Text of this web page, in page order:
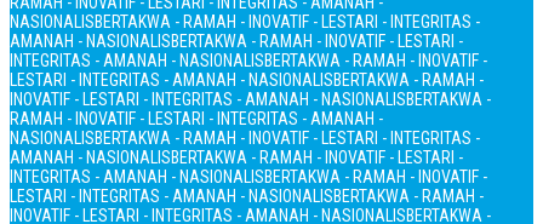
NASIONALISBERTAKWA - RAMAH - INOVATIF - LESTARI - INTEGRITAS -
AMANAH - NASIONALISBERTAKWA - RAMAH - INOVATIF - LESTARI -
INTEGRITAS - AMANAH - NASIONALISBERTAKWA - RAMAH - INOVATIF -
LESTARI - INTEGRITAS - AMANAH - NASIONALISBERTAKWA - RAMAH -
INOVATIF - LESTARI - INTEGRITAS - AMANAH - NASIONALISBERTAKWA -
RAMAH - INOVATIF - LESTARI - INTEGRITAS - AMANAH -
NASIONALISBERTAKWA - RAMAH - INOVATIF - LESTARI - INTEGRITAS -
AMANAH - NASIONALISBERTAKWA - RAMAH - INOVATIF - LESTARI -
INTEGRITAS - AMANAH - NASIONALISBERTAKWA - RAMAH - INOVATIF -
LESTARI - INTEGRITAS - AMANAH - NASIONALISBERTAKWA - RAMAH -
INOVATIF - LESTARI - INTEGRITAS - AMANAH - NASIONALISBERTAKWA -